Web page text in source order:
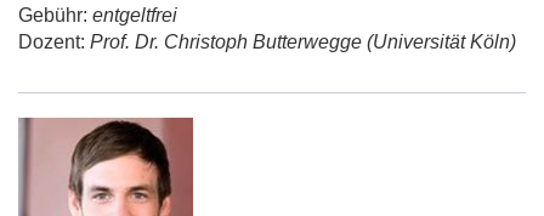
Gebühr: entgeltfrei
Dozent: Prof. Dr. Christoph Butterwegge (Universität Köln)